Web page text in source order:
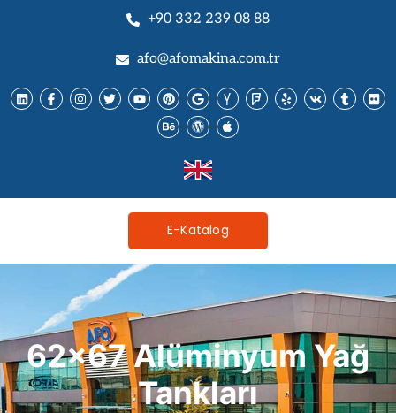
+90 332 239 08 88
afo@afomakina.com.tr
E-Katalog
62x67 Alüminyum Yağ
Tankları